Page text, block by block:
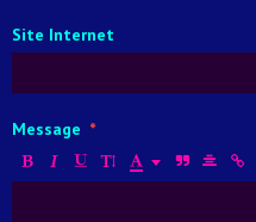
Site Internet
Message